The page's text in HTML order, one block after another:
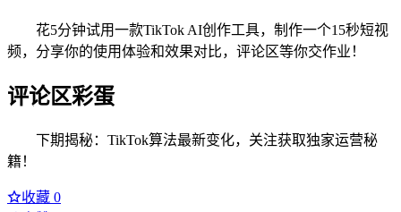
花5分钟试用一款TikTok AI创作工具，制作一个15秒短视
频，分享你的使用体验和效果对比，评论区等你交作业！
评论区彩蛋
下期揭秘：TikTok算法最新变化，关注获取独家运营秘
籍！
收藏 0